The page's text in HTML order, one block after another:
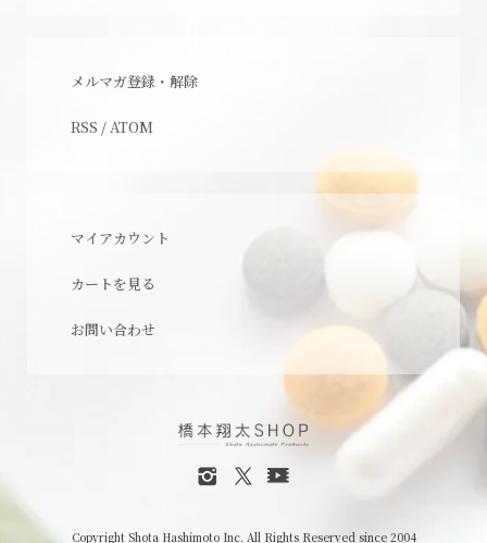
メルマガ登録・解除
RSS /ATOM
マイアカウント
カートを見る
お問い合わせ
Copyright Shota Hashimoto Inc. All Rights Reserved since 2004